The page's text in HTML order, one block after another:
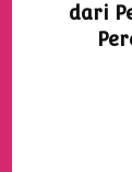
dari